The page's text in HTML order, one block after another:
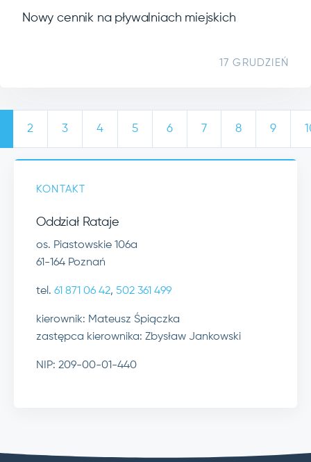
Nowy cennik na pływalniach miejskich
17 GRUDZIEŃ
2 3 4 5 6 7 8 9
KONTAKT
Oddział Rataje
os. Piastowskie 106a
61-164 Poznań
tel. 61 871 06 42, 502 361 499
kierownik: Mateusz Śpiączka
zastępca kierownika: Zbysław Jankowski
NIP: 209-00-01-440